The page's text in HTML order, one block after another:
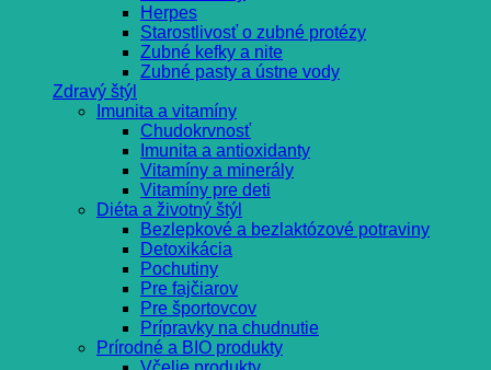
Herpes
Starostlivosť o zubné protézy
Zubné kefky a nite
Zubné pasty a ústne vody
Zdravý štýl
Imunita a vitamíny
Chudokrvnosť
Imunita a antioxidanty
Vitamíny a minerály
Vitamíny pre deti
Diéta a životný štýl
Bezlepkové a bezlaktózové potraviny
Detoxikácia
Pochutiny
Pre fajčiarov
Pre športovcov
Prípravky na chudnutie
Prírodné a BIO produkty